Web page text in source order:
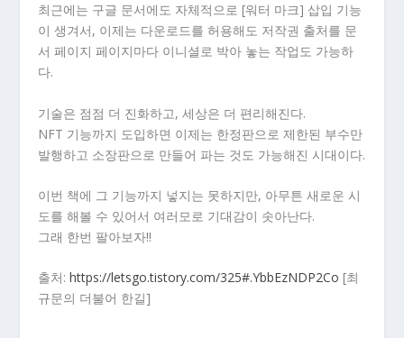
최근에는 구글 문서에도 자체적으로 [워터 마크] 삽입 기능
이 생겨서, 이제는 다운로드를 허용해도 저작권 출처를 문
서 페이지 페이지마다 이니셜로 박아 놓는 작업도 가능하
다.
기술은 점점 더 진화하고, 세상은 더 편리해진다.
NFT 기능까지 도입하면 이제는 한정판으로 제한된 부수만
발행하고 소장판으로 만들어 파는 것도 가능해진 시대이다.
이번 책에 그 기능까지 넣지는 못하지만, 아무튼 새로운 시
도를 해볼 수 있어서 여러모로 기대감이 솟아난다.
그래 한번 팔아보자!!
출처:https://letsgo.tistory.com/325#.YbbEzNDP2Co [최
규문의 더불어 한길]